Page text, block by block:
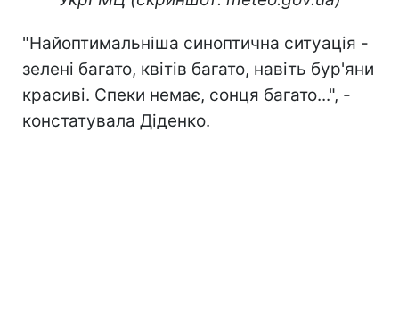
"Найоптимальніша синоптична ситуація -
зелені багато, квітів багато, навіть бур'яни
красиві. Спеки немає, сонця багато...", -
констатувала Діденко.